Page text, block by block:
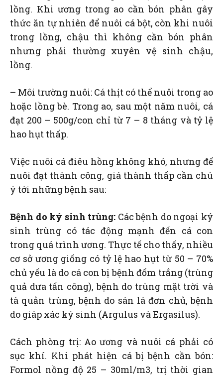
lồng. Khi ương trong ao cần bón phân gây
thức ăn tự nhiên để nuôi cá bột, còn khi nuôi
trong lồng, chậu thì không cần bón phân
nhưng phải thường xuyên vệ sinh chậu,
lồng.
– Môi trường nuôi: Cá thịt có thể nuôi trong ao
hoặc lồng bè. Trong ao, sau một năm nuôi, cá
đạt 200 – 500g/con chỉ từ 7 – 8 tháng và tỷ lệ
hao hụt thấp.
Việc nuôi cá điêu hồng không khó, nhưng để
nuôi đạt thành công, giá thành thấp cần chú
ý tới những bệnh sau:
Bệnh do ký sinh trùng: Các bệnh do ngoại ký
sinh trùng có tác động mạnh đến cá con
trong quá trình ương. Thực tế cho thấy, nhiều
cơ sở ương giống có tỷ lệ hao hụt từ 50 – 70%
chủ yếu là do cá con bị bệnh đốm trắng (trùng
quả dưa tấn công), bệnh do trùng mặt trời và
tà quản trùng, bệnh do sán lá đơn chủ, bệnh
do giáp xác ký sinh (Argulus và Ergasilus).
Cách phòng trị: Ao ương và nuôi cá phải có
sục khí. Khi phát hiện cá bị bệnh cần bón:
Formol nồng độ 25 – 30ml/m3, trị thời gian